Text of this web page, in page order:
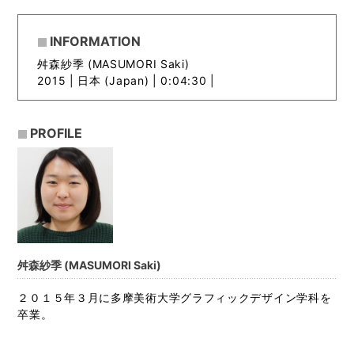
INFORMATION
舛森紗季 (MASUMORI Saki)
2015 | 日本 (Japan) | 0:04:30 |
PROFILE
舛森紗季 (MASUMORI Saki)
２０１５年３月に多摩美術大学グラフィックデザイン学科を
卒業。